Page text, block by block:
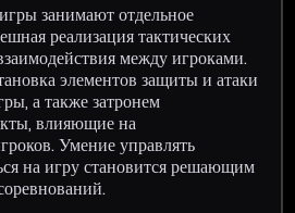
занимают отдельное
реализация тактических
между игроками.
элементов защиты и атаки
а также затронем
влияющие на
Умение управлять
на игру становится решающим